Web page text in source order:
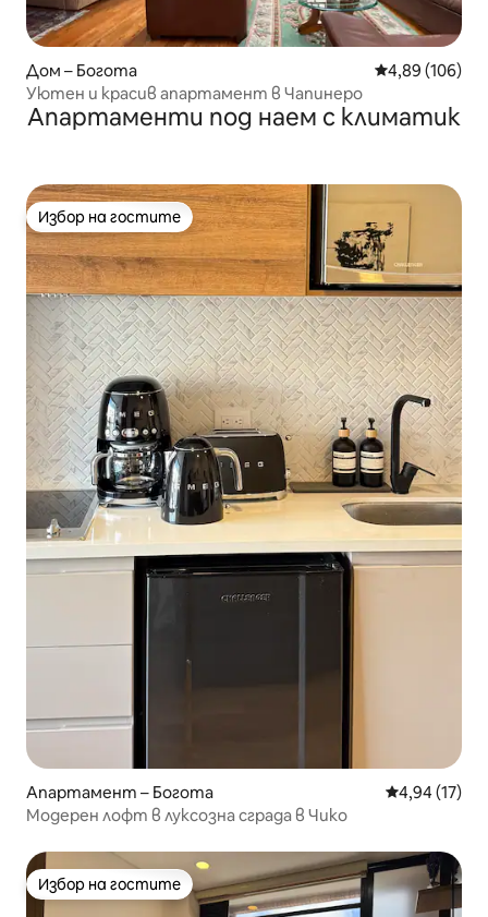
Дом – Богота Средна
4,89 (106)
Уютен и красив апартамент в Чапинеро
Апартаменти под наем с климатик
Избор на гостите
Избор на гостите
Апартамент – Богота Средна
4,94 (17)
Модерен лофт в луксозна сграда в Чико
Избор на гостите
Избор на гостите